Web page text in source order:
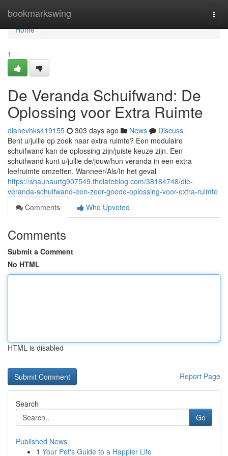
bookmarkswing
Home
Home
1
De Veranda Schuifwand: De
Oplossing voor Extra Ruimte
dianevhks419155 303 days ago News
Discuss
Bent u/jullie op zoek naar extra ruimte? Een modulaire
schuifwand kan de oplossing zijn/juiste keuze zijn. Een
schuifwand kunt u/jullie de/jouw/hun veranda in een extra
leefruimte omzetten. Wanneer/Als/In het geval
https://shaunaurtg907549.thelateblog.com/38184748/die-
veranda-schuifwand-een-zeer-goede-oplossing-voor-extra-ruimte
Comments
Who Upvoted
Comments
Submit a Comment
No HTML
HTML is disabled
Report Page
Search
Go
Published News
1 Your Pet's Guide to a Happier Life